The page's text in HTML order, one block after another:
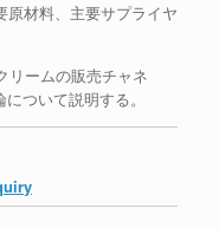
原材料、主要サプライヤ
リームの販売チャネ
ついて説明する。